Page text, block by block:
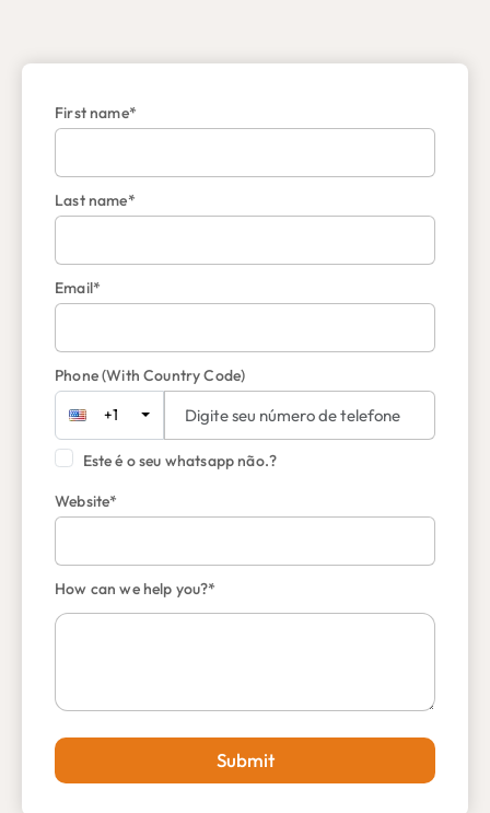
First name*
Last name*
Email*
Phone(With Country Code)
+1
Este é o seu whatsapp não.?
Website*
How can we help you?*
Submit